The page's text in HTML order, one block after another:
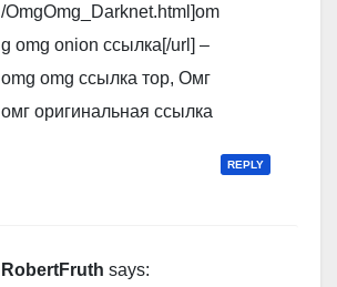
/OmgOmg_Darknet.html]om
g omg onion ссылка[/url] –
omg omg ссылка тор, Омг
омг оригинальная ссылка
REPLY
RobertFruth says: